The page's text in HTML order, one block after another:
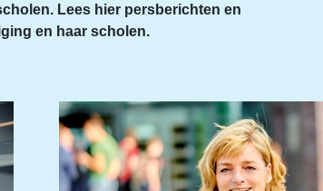
Lees hier persberichten en
en haar scholen.